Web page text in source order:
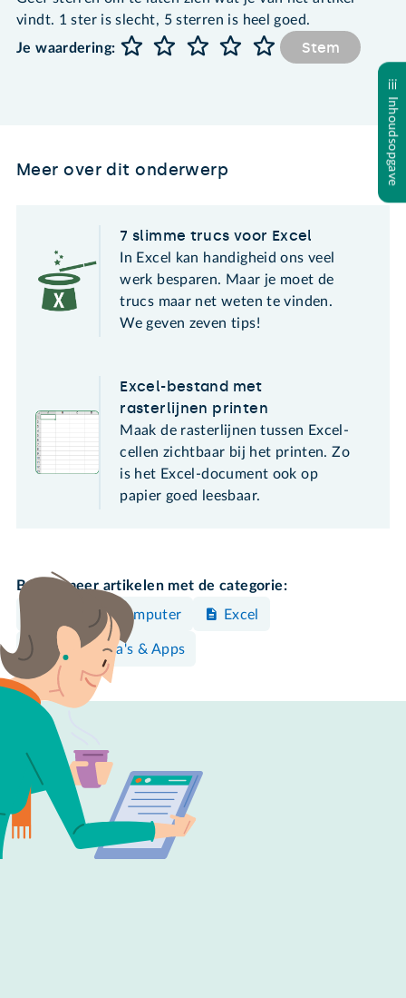
Inhoudsopgave
vindt. 1 ster is slecht, 5 sterren is heel goed.
Je waardering:
Stem
Meer over dit onderwerp
7 slimme trucs voor Excel
In Excel kan handigheid ons veel
werk besparen. Maar je moet de
trucs maar net weten te vinden.
We geven zeven tips!
Excel-bestand met
rasterlijnen printen
Maak de rasterlijnen tussen Excel-
cellen zichtbaar bij het printen. Zo
is het Excel-document ook op
papier goed leesbaar.
Bekijk meer artikelen met de categorie:
Windows-computer
Excel
Programma's & Apps